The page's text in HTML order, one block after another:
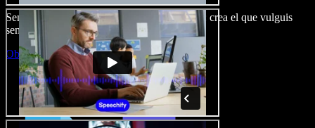
Sense corba d’aprenentatge, tot al navegador: crea el que vulguis
sense els límits de sempre.
Obre l'Studio